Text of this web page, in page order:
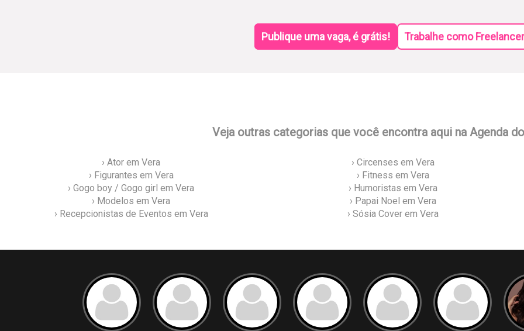
Publique uma vaga, é grátis! Trabalhe como Freelancer
Veja outras categorias que você encontra aqui na Agenda
› Ator em Vera › Circenses em Vera
› Figurantes em Vera
› Fitness em Vera
› Gogo boy / Gogo girl em Vera
› Humoristas em Vera
› Modelos em Vera
› Papai Noel em Vera
› Recepcionistas de Eventos em Vera
› Sósia Cover em Vera